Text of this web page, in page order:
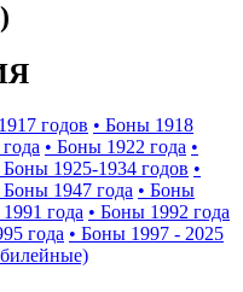
годов • Боны 1918
• Боны 1922 года •
Боны 1925-1934 годов •
Боны 1947 года • Боны
года • Боны 1992 года
года • Боны 1997 - 2025